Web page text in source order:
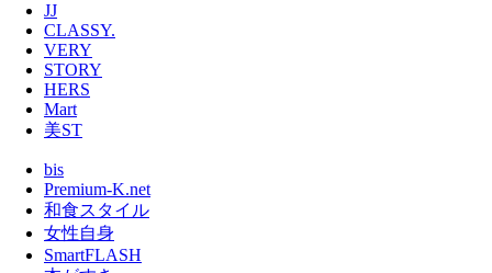
JJ
CLASSY.
VERY
STORY
HERS
Mart
美ST
bis
Premium-K.net
和食スタイル
女性自身
SmartFLASH